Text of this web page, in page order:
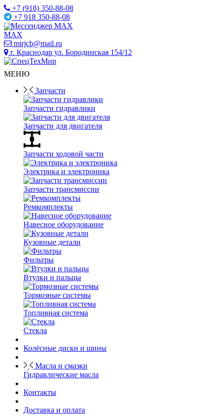
+7 (918) 350-88-08
+7 918 350-88-08
Мессенджер MAX
mirjcb@mail.ru
г. Краснодар ул. Бородинская 154/12
МЕНЮ
Запчасти
Запчасти гидравлики
Запчасти для двигателя
Запчасти ходовой части
Электрика и электроника
Запчасти трансмиссии
Ремкомплекты
Навесное оборудование
Кузовные детали
Фильтры
Втулки и пальцы
Тормозные системы
Топливная система
Стекла
Колёсные диски и шины
Масла и смазки
Гидравлические масла
Контакты
Доставка и оплата